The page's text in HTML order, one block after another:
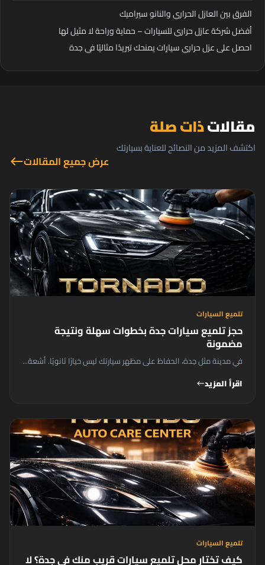
الفرق بين العازل الحراري والنانو سيراميك
أفضل شركة عازل حراري للسيارات – حماية وراحة لا مثيل لها
احصل على عزل حراري سيارات يمنحك تبريدًا مثاليًا في جدة
مقالاتذات صلة
اكتشف المزيد من النصائح للعناية بسيارتك
عرض جميع المقالاتwest
تلميع السيارات
حجز تلميع سيارات جدة بخطوات سهلة ونتيجة
مضمونة
في مدينة مثل جدة، الحفاظ على مظهر سيارتك ليس خيارًا ثانويًا. أشعة...
اقرأ المزيدwest
تلميع السيارات
كيف تختار محل تلميع سيارات قريب منك في جدة؟ لا